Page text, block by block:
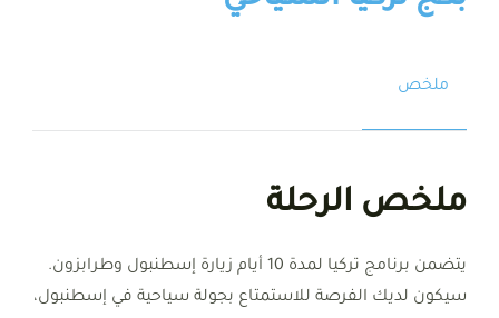
ملخص
ملخص الرحلة
يتضمن برنامج تركيا لمدة 10 أيام زيارة إسطنبول وطرابزون.
سيكون لديك الفرصة للاستمتاع بجولة سياحية في إسطنبول،